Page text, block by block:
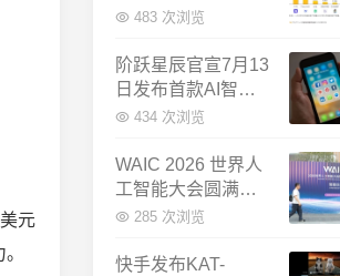
元
包3.8亿断层第一，
倍
483 次浏览
阶跃星辰官宣7月13
日发布首款AI智能
体终端：大模型公
434 次浏览
WAIC 2026 世界人
工智能大会圆满闭
幕：多项重磅成果
球AI合作新中心
285 次浏览
快手发布KAT-